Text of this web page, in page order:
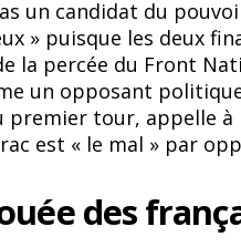
un candidat du
» puisque les deux
la percée du Front
un opposant
premier tour, appelle
est « le mal » par
des